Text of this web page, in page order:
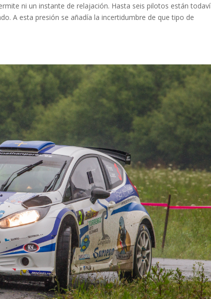
ni un instante de relajación. Hasta seis pilotos están
A esta presión se añadía la incertidumbre de que tipo de